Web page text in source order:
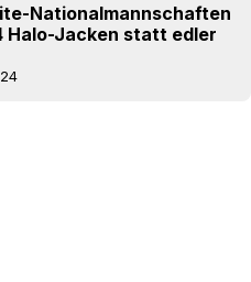
Nationalmannschaften
Halo-Jacken statt edler